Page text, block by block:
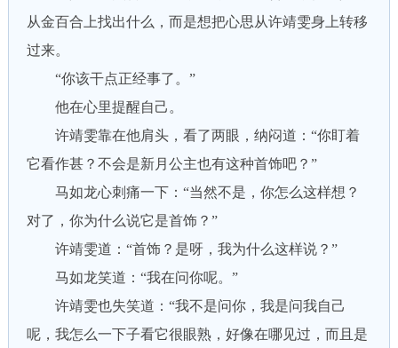
从金百合上找出什么，而是想把心思从许靖雯身上转移
过来。
“你该干点正经事了。”
他在心里提醒自己。
许靖雯靠在他肩头，看了两眼，纳闷道：“你盯着
它看作甚？不会是新月公主也有这种首饰吧？”
马如龙心刺痛一下：“当然不是，你怎么这样想？
对了，你为什么说它是首饰？”
许靖雯道：“首饰？是呀，我为什么这样说？”
马如龙笑道：“我在问你呢。”
许靖雯也失笑道：“我不是问你，我是问我自己
呢，我怎么一下子看它很眼熟，好像在哪见过，而且是